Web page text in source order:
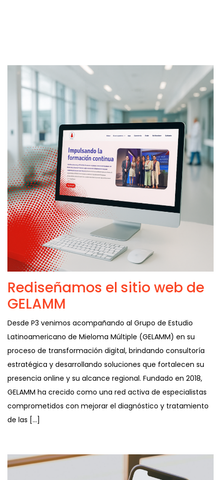
Rediseñamos el sitio web de
GELAMM
Desde P3 venimos acompañando al Grupo de Estudio
Latinoamericano de Mieloma Múltiple (GELAMM) en su
proceso de transformación digital, brindando consultoría
estratégica y desarrollando soluciones que fortalecen su
presencia online y su alcance regional. Fundado en 2018,
GELAMM ha crecido como una red activa de especialistas
comprometidos con mejorar el diagnóstico y tratamiento
de las […]